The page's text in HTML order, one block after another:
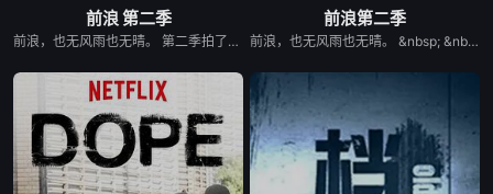
前浪 第二季
前浪，也无风雨也无晴。 第二季拍了六段这样的路。有人等了十八年，没等来一句承诺，最后毅然决定自己走。有人一生未婚，无儿无女，与亲戚断了联系。她签好意定监护，住进养老院，以为有了终局。但四十天后猝然离世，只留下五百万无人继承的遗产。有的人失去了爱妻，万分悲痛，但拖把、无线电悄无声息地接住了他的生活。老年过于宏大，我们却还年轻。所以，我们经常是在谈自己并不懂的东西——不懂何为衰老，何为死亡，爱到底又是什么？这些终极命题，在《前浪》之中，不会有明确的答案。每一个主人公，无一不处在困惑之中。就像里尔克说的那样，到了老年，“苦难没有认清，爱也没有学成，远远在死乡的事物，没有揭开了面目。”这正是纪录片出发的起点。从困惑出发，以困惑结束，也无风雨也无晴。这是挣扎的过程，也是超越的所在。大地上升起歌声，在颂扬，在庆祝。
前浪第二季
前浪，也无风雨也无晴。 &nbsp; &nbsp; &nbsp; &nbsp; &nbsp; &nbsp; &nbsp; &nbsp; &nbsp; &nbsp; &nbsp; &nbsp; &nbsp; &nbsp; &nbsp; &nbsp; &nbsp; &nbsp; &nbsp; &nbsp; &nbsp; &nbsp; &nbsp; &nbsp; &nbsp; &nbsp; &nbsp; &nbsp; &nbsp; &nbsp; &nbsp; &nbsp; &nbsp; &nbsp; &nbsp; 第二季拍了六段这样的路。有人等了十八年，没等来一句承诺，最后毅然决定自己走。有人一生未婚，无儿无女，与亲戚断了联系。她签好意定监护，住进养老院，以为有了终局。但四十天后猝然离世，只留下五百万无人继承的遗产。有的人失去了爱妻，万分悲痛，但拖把、无线电悄无声息地接住了他的生活。老年过于宏大，我们却还年轻。所以，我们经常是在谈自己并不懂的东西——不懂何为衰老，何为死亡，爱到底又是什么？这些终极命题，在《前浪》之中，不会有明确的答案。每一个主人公，无一不处在困惑之中。就像里尔克说的那样，到了老年，“苦难没有认清，爱也没有学成，远远在死乡的事物，没有揭开了面目。”这正是纪录片出发的起点。从困惑出发，以困惑结束，也无风雨也无晴。这是挣扎的过程，也是超越的所在。大地上升起歌声，在颂扬，在庆祝。